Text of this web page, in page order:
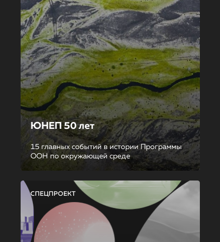
ЮНЕП 50 лет
15 главных событий в истории Программы
ООН по окружающей среде
СПЕЦПРОЕКТ